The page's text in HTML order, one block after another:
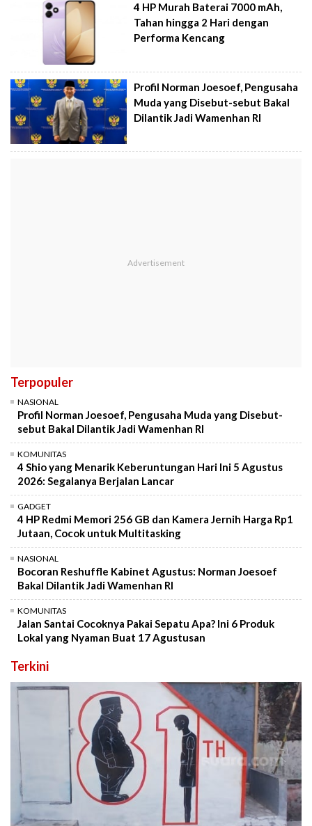
4 HP Murah Baterai 7000 mAh,
Tahan hingga 2 Hari dengan
Performa Kencang
Profil Norman Joesoef, Pengusaha
Muda yang Disebut-sebut Bakal
Dilantik Jadi Wamenhan RI
Terpopuler
NASIONAL
Profil Norman Joesoef, Pengusaha Muda yang Disebut-
sebut Bakal Dilantik Jadi Wamenhan RI
KOMUNITAS
4 Shio yang Menarik Keberuntungan Hari Ini 5 Agustus
2026: Segalanya Berjalan Lancar
GADGET
4 HP Redmi Memori 256 GB dan Kamera Jernih Harga Rp1
Jutaan, Cocok untuk Multitasking
NASIONAL
Bocoran Reshuffle Kabinet Agustus: Norman Joesoef
Bakal Dilantik Jadi Wamenhan RI
KOMUNITAS
Jalan Santai Cocoknya Pakai Sepatu Apa? Ini 6 Produk
Lokal yang Nyaman Buat 17 Agustusan
Terkini